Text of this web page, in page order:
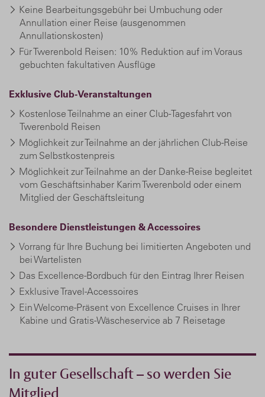
Keine Bearbeitungsgebühr bei Umbuchung oder
Annullation einer Reise (ausgenommen
Annullationskosten)
Für Twerenbold Reisen: 10% Reduktion auf im Voraus
gebuchten fakultativen Ausflüge
Exklusive Club-Veranstaltungen
Kostenlose Teilnahme an einer Club-Tagesfahrt von
Twerenbold Reisen
Möglichkeit zur Teilnahme an der jährlichen Club-Reise
zum Selbstkostenpreis
Möglichkeit zur Teilnahme an der Danke-Reise begleitet
vom Geschäftsinhaber Karim Twerenbold oder einem
Mitglied der Geschäftsleitung
Besondere Dienstleistungen & Accessoires
Vorrang für Ihre Buchung bei limitierten Angeboten und
bei Wartelisten
Das Excellence-Bordbuch für den Eintrag Ihrer Reisen
Exklusive Travel-Accessoires
Ein Welcome-Präsent von Excellence Cruises in Ihrer
Kabine und Gratis-Wäscheservice ab 7 Reisetage
In guter Gesellschaft – so werden Sie
Mitglied